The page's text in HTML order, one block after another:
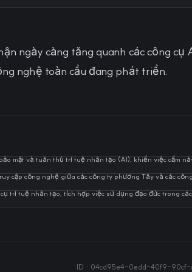
ngày càng tăng quanh các công cụ
nghệ toàn cầu đang phát triển.
mật và tuân thủ trí tuệ nhân tạo (AI), khiến việc cấm
cập công nghệ giữa các công ty phương Tây và các
trí tuệ nhân tạo, tích hợp việc sử dụng đạo đức trong
ID · 04cd95e4-0edd-40f9-90cf-